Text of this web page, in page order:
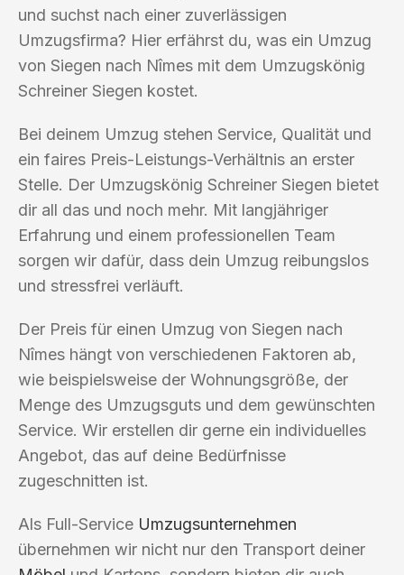
und suchst nach einer zuverlässigen
Umzugsfirma? Hier erfährst du, was ein Umzug
von Siegen nach Nîmes mit dem Umzugskönig
Schreiner Siegen kostet.
Bei deinem Umzug stehen Service, Qualität und
ein faires Preis-Leistungs-Verhältnis an erster
Stelle. Der Umzugskönig Schreiner Siegen bietet
dir all das und noch mehr. Mit langjähriger
Erfahrung und einem professionellen Team
sorgen wir dafür, dass dein Umzug reibungslos
und stressfrei verläuft.
Der Preis für einen Umzug von Siegen nach
Nîmes hängt von verschiedenen Faktoren ab,
wie beispielsweise der Wohnungsgröße, der
Menge des Umzugsguts und dem gewünschten
Service. Wir erstellen dir gerne ein individuelles
Angebot, das auf deine Bedürfnisse
zugeschnitten ist.
Als Full-Service Umzugsunternehmen
übernehmen wir nicht nur den Transport deiner